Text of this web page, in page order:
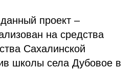
проект –
на средства
Сахалинской
школы села Дубовое в